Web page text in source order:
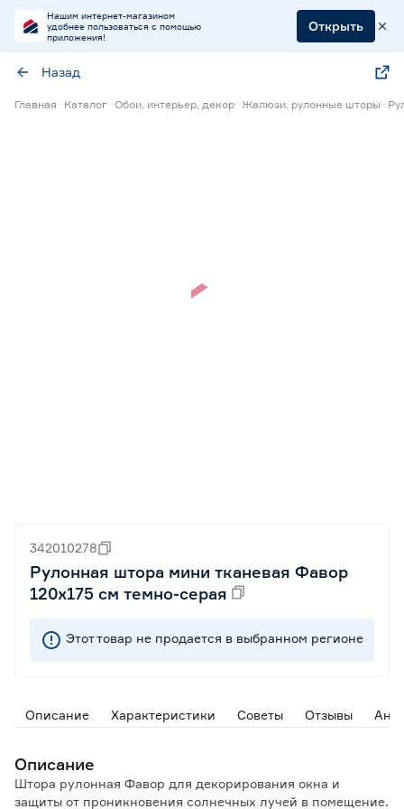
Нашим интернет-магазином
удобнее пользоваться с помощью
приложения!
Открыть
Назад
Главная Каталог Обои, интерьер, декор Жалюзи, рулонные шторы
342010278
Рулонная штора мини тканевая Фавор
120х175 см темно-серая
Этот товар не продается в выбранном регионе
Описание Характеристики Советы Отзывы
Описание
Штора рулонная Фавор для декорирования окна и
защиты от проникновения солнечных лучей в помещение.